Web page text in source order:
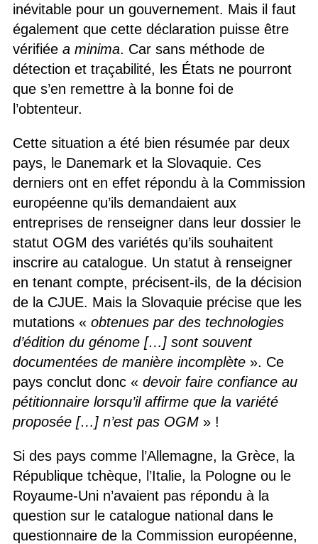
inévitable pour un gouvernement. Mais il faut
également que cette déclaration puisse être
vérifiée a minima. Car sans méthode de
détection et traçabilité, les États ne pourront
que s’en remettre à la bonne foi de
l’obtenteur.
Cette situation a été bien résumée par deux
pays, le Danemark et la Slovaquie. Ces
derniers ont en effet répondu à la Commission
européenne qu’ils demandaient aux
entreprises de renseigner dans leur dossier le
statut OGM des variétés qu’ils souhaitent
inscrire au catalogue. Un statut à renseigner
en tenant compte, précisent-ils, de la décision
de la CJUE. Mais la Slovaquie précise que les
mutations « obtenues par des technologies
d’édition du génome […] sont souvent
documentées de manière incomplète». Ce
pays conclut donc « devoir faire confiance au
pétitionnaire lorsqu’il affirme que la variété
proposée […] n’est pas OGM» !
Si des pays comme l’Allemagne, la Grèce, la
République tchèque, l’Italie, la Pologne ou le
Royaume-Uni n’avaient pas répondu à la
question sur le catalogue national dans le
questionnaire de la Commission européenne,